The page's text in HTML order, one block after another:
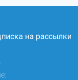
на рассылки